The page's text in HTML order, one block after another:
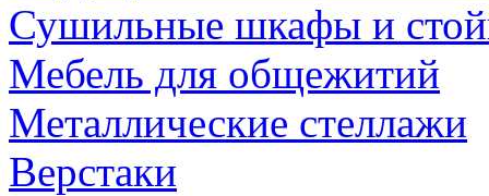
Сушильные шкафы и
Мебель для общежитий
Металлические стеллажи
Верстаки